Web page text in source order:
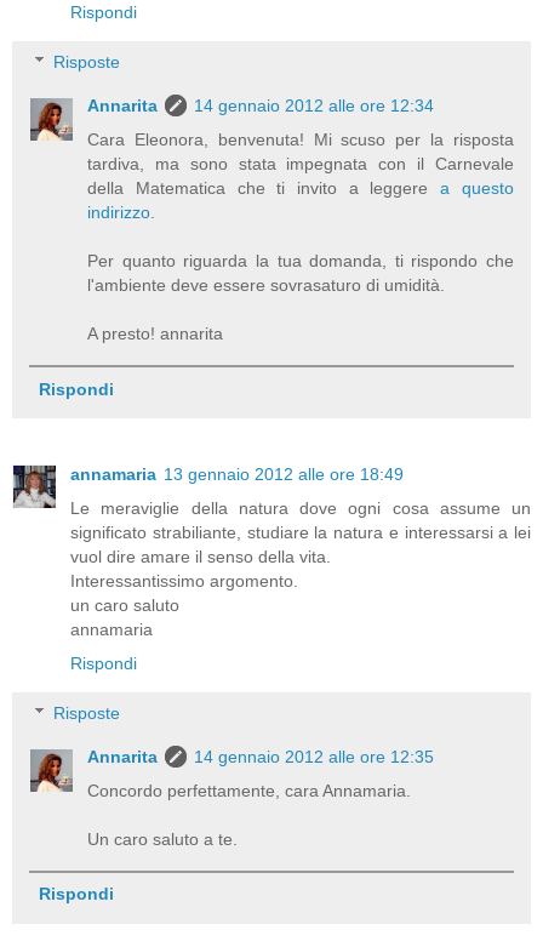
Rispondi
Risposte
Annarita
14 gennaio 2012 alle ore 12:34
Cara Eleonora, benvenuta! Mi scuso per la risposta
tardiva, ma sono stata impegnata con il Carnevale
della Matematica che ti invito a leggere a questo
indirizzo.
Per quanto riguarda la tua domanda, ti rispondo che
l'ambiente deve essere sovrasaturo di umidità.
A presto! annarita
Rispondi
annamaria 13 gennaio 2012 alle ore 18:49
Le meraviglie della natura dove ogni cosa assume un
significato strabiliante, studiare la natura e interessarsi a lei
vuol dire amare il senso della vita.
Interessantissimo argomento.
un caro saluto
annamaria
Rispondi
Risposte
Annarita
14 gennaio 2012 alle ore 12:35
Concordo perfettamente, cara Annamaria.
Un caro saluto a te.
Rispondi